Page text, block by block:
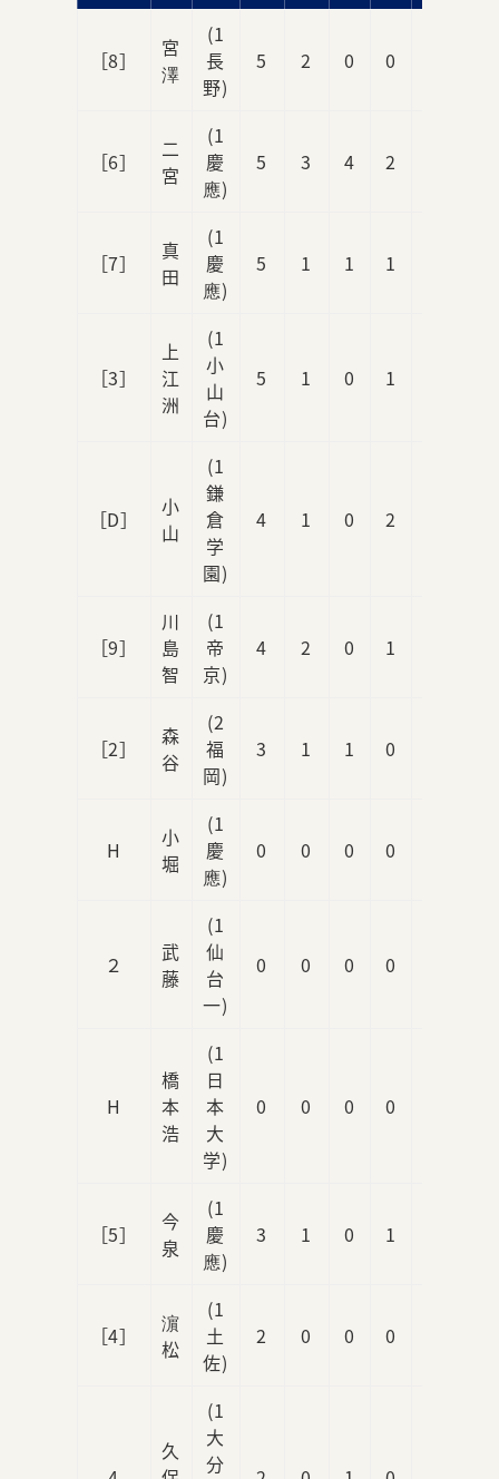
［8］
宮
澤
(1
長
野)
5 2 0 0
［6］
二
宮
(1
慶
應)
5 3 4 2
［7］
真
田
(1
慶
應)
5 1 1 1
［3］
上
江
洲
(1
小
山
台)
5 1 0 1
［D］
小
山
(1
鎌
倉
学
園)
4 1 0 2
［9］
川
島
智
(1
帝
京)
4 2 0 1
［2］
森
谷
(2
福
岡)
3 1 1 0
H
小
堀
(1
慶
應)
0 0 0 0
２
武
藤
(1
仙
台
一)
0 0 0 0
H
橋
本
浩
(1
日
本
大
学)
0 0 0 0
［5］
今
泉
(1
慶
應)
3 1 0 1
［4］
濵
松
(1
土
佐)
2 0 0 0
久
(1
大
分